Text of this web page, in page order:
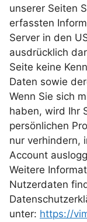
unserer Seiten
erfassten
Server in den
ausdrücklich
Seite keine
Daten sowie
Wenn Sie sich
haben, wird Ihr
persönlichen
nur verhindern,
Account
Weitere
Nutzerdaten
unter: https://